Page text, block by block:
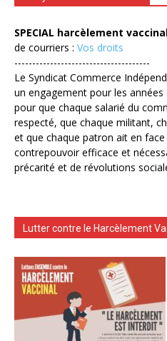
SPECIAL harcèlement
de courriers : Vos droits
--------------------------------------
Le Syndicat Commerce
un engagement pour les
pour que chaque salarié du
respecté, que chaque militant,
et que chaque patron ait en
contrepouvoir efficace et
précarité et de révolutions
Lutter contre le Harcèlement